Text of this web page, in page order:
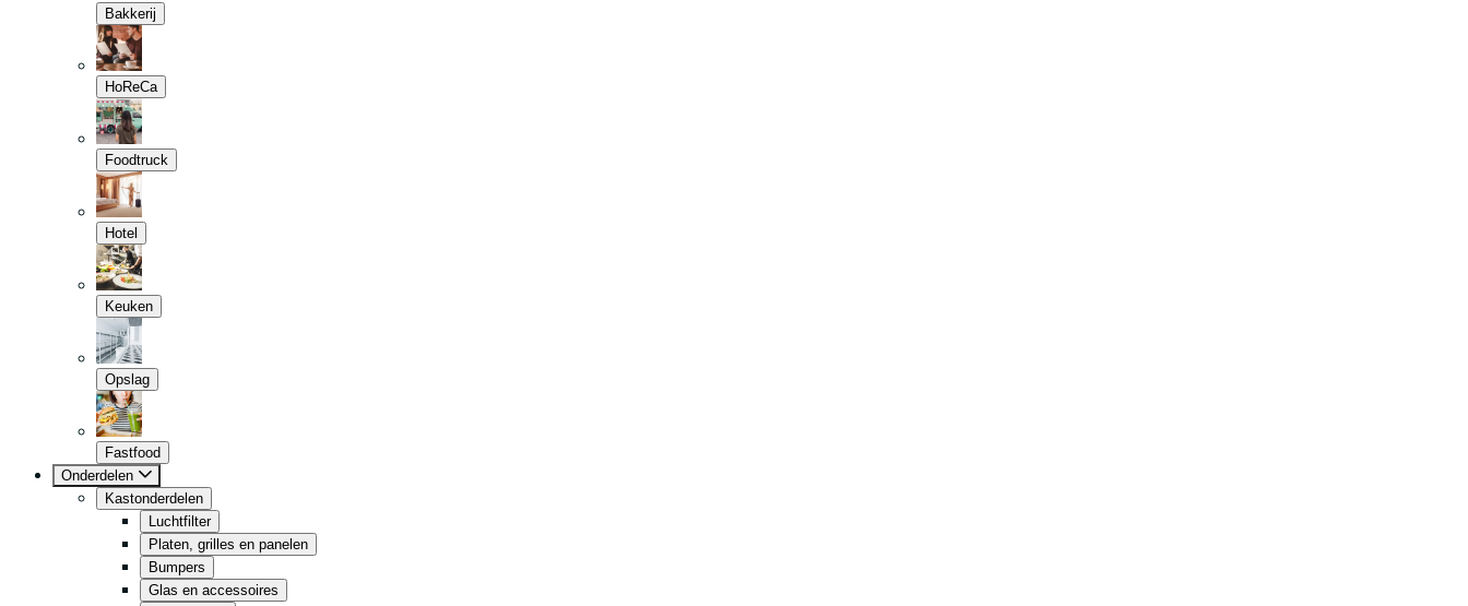
Bakkerij
HoReCa
Foodtruck
Hotel
Keuken
Opslag
Fastfood
Onderdelen
Kastonderdelen
Luchtfilter
Platen, grilles en panelen
Bumpers
Glas en accessoires